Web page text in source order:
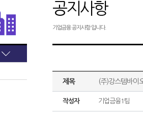
공지사항
기업금융 공지사항 입니다.
제목 (주)강스템바이
작성자 기업금융1팀